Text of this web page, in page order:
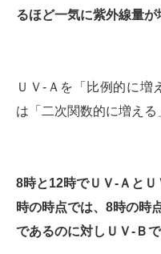
るほど一気に紫外線量が
ＵＶ-Ａを「比例的に増
は「二次関数的に増える
8時と12時でＵＶ-Ａと
時の時点では、8時の時
であるのに対しＵＶ-Ｂ